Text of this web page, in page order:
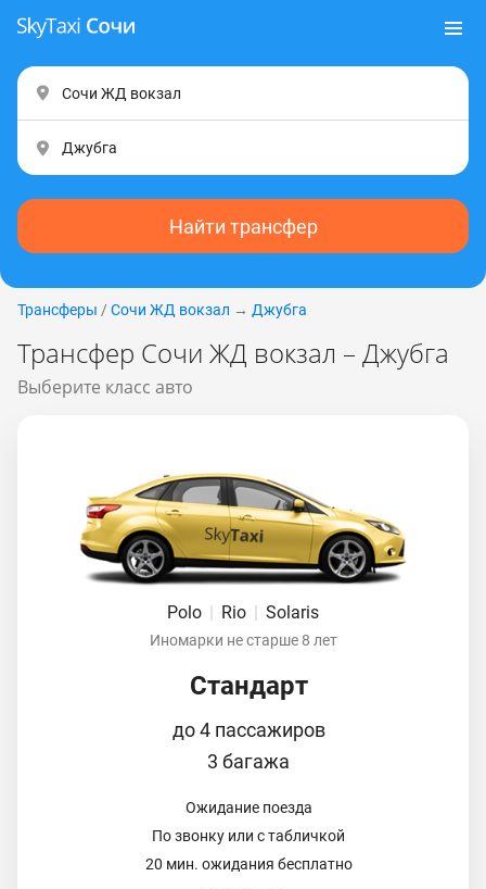
Найти трансфер
Трансферы / Сочи ЖД вокзал → Джубга
Трансфер Сочи ЖД вокзал – Джубга
Выберите класс авто
Polo | Rio | Solaris
Иномарки не старше 8 лет
Стандарт
до 4 пассажиров
3 багажа
Ожидание поезда
По звонку или с табличкой
20 мин. ожидания бесплатно